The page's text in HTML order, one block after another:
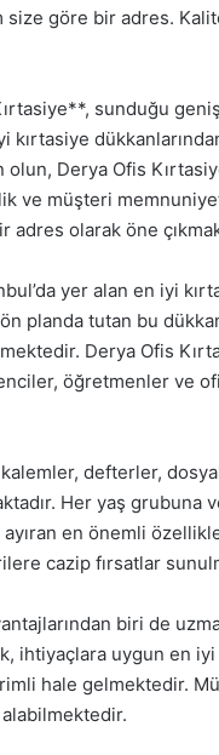
size göre bir adres.
sunduğu
kırtasiye
Derya Ofis
ve müşteri
olarak öne
yer alan en iyi
planda tutan bu
Derya Ofis
öğretmenler ve
defterler,
Her yaş grubuna
en önemli
cazip fırsatlar
biri de
ihtiyaçlara uygun en
hale gelmektedir.